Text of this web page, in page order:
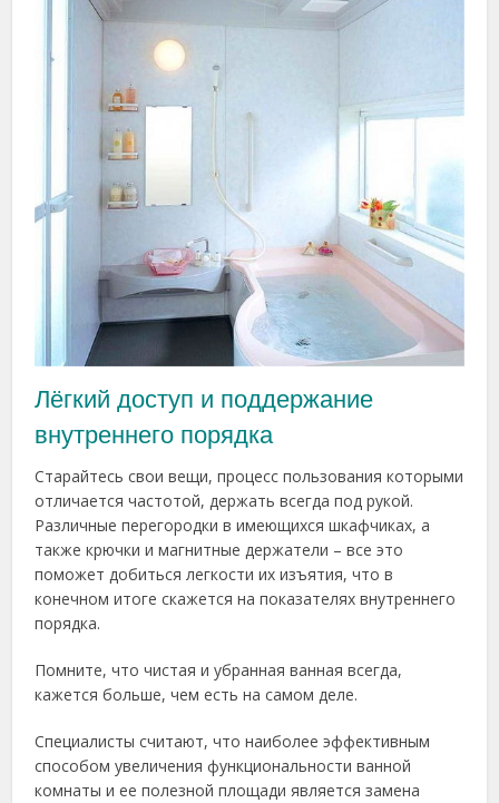
Лёгкий доступ и поддержание
внутреннего порядка
Старайтесь свои вещи, процесс пользования которыми
отличается частотой, держать всегда под рукой.
Различные перегородки в имеющихся шкафчиках, а
также крючки и магнитные держатели – все это
поможет добиться легкости их изъятия, что в
конечном итоге скажется на показателях внутреннего
порядка.
Помните, что чистая и убранная ванная всегда,
кажется больше, чем есть на самом деле.
Специалисты считают, что наиболее эффективным
способом увеличения функциональности ванной
комнаты и ее полезной площади является замена